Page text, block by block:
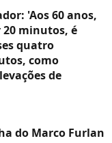
'Aos 60 anos,
20 minutos, é
quatro
como
de
do Marco Furlan